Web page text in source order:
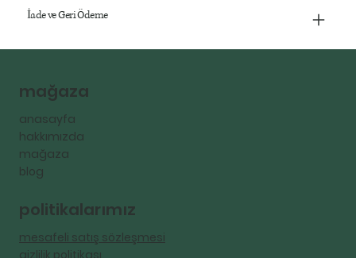
İade ve Geri Ödeme
mağaza
anasayfa
hakkımızda
mağaza
blog
politikalarımız
mesafeli satış sözleşmesi